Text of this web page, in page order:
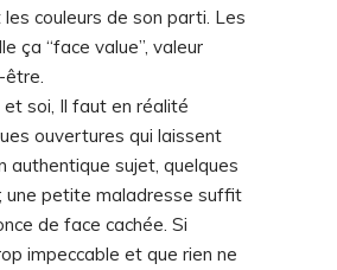
couleurs de son parti. Les
ça “face value”, valeur
et soi, Il faut en réalité
ouvertures qui laissent
authentique sujet, quelques
une petite maladresse suffit
de face cachée. Si
impeccable et que rien ne